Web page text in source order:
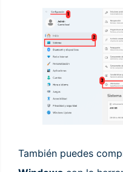
También puedes